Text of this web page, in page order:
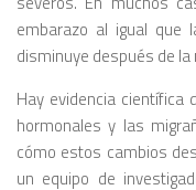
embarazo al igual que
disminuye después de
Hay evidencia científica
hormonales y las
cómo estos cambios
un equipo de